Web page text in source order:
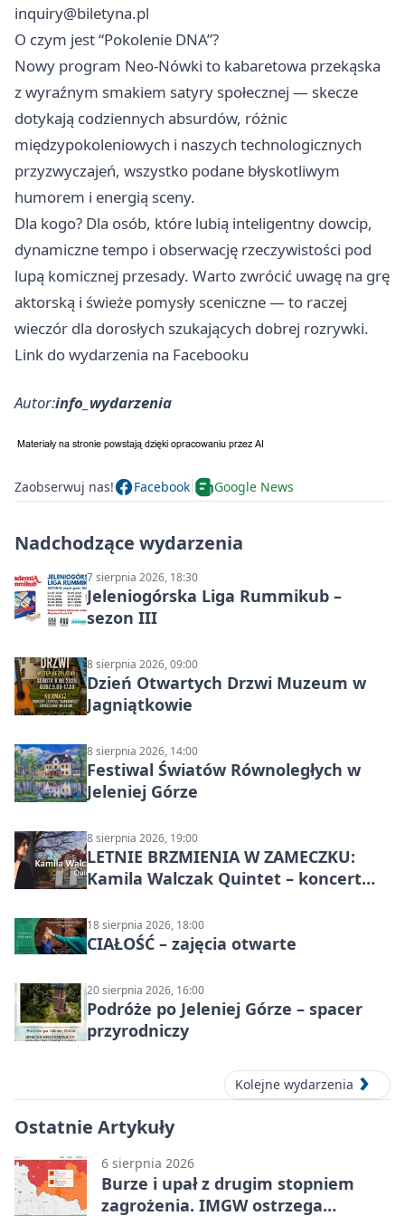
inquiry@biletyna.pl
O czym jest “Pokolenie DNA”?
Nowy program Neo‑Nówki to kabaretowa przekąska
z wyraźnym smakiem satyry społecznej — skecze
dotykają codziennych absurdów, różnic
międzypokoleniowych i naszych technologicznych
przyzwyczajeń, wszystko podane błyskotliwym
humorem i energią sceny.
Dla kogo? Dla osób, które lubią inteligentny dowcip,
dynamiczne tempo i obserwację rzeczywistości pod
lupą komicznej przesady. Warto zwrócić uwagę na grę
aktorską i świeże pomysły sceniczne — to raczej
wieczór dla dorosłych szukających dobrej rozrywki.
Link do wydarzenia na Facebooku
Autor:info_wydarzenia
Zaobserwuj nas! Facebook Google News
Nadchodzące wydarzenia
7 sierpnia 2026, 18:30
Jeleniogórska Liga Rummikub –
sezon III
8 sierpnia 2026, 09:00
Dzień Otwartych Drzwi Muzeum w
Jagniątkowie
8 sierpnia 2026, 14:00
Festiwal Światów Równoległych w
Jeleniej Górze
8 sierpnia 2026, 19:00
LETNIE BRZMIENIA W ZAMECZKU:
Kamila Walczak Quintet – koncert
18 sierpnia 2026, 18:00
CIAŁOŚĆ – zajęcia otwarte
20 sierpnia 2026, 16:00
Podróże po Jeleniej Górze – spacer
przyrodniczy
Kolejne wydarzenia
Ostatnie Artykuły
6 sierpnia 2026
Burze i upał z drugim stopniem
zagrożenia. IMGW ostrzega